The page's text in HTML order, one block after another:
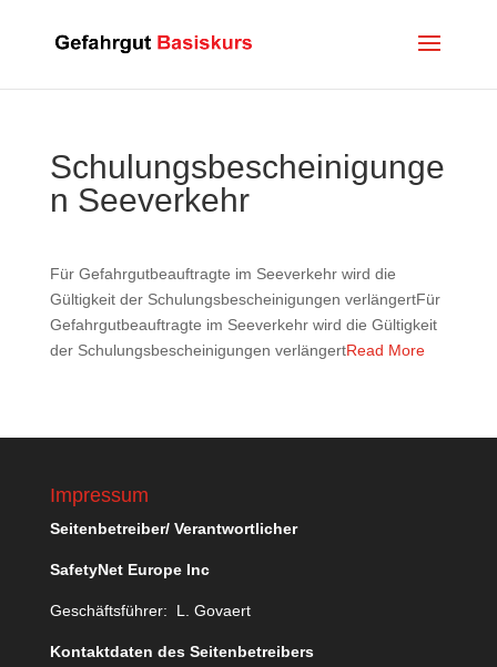
Schulungsbescheinigunge
n Seeverkehr
Für Gefahrgutbeauftragte im Seeverkehr wird die
Gültigkeit der Schulungsbescheinigungen verlängertFür
Gefahrgutbeauftragte im Seeverkehr wird die Gültigkeit
der Schulungsbescheinigungen verlängertRead More
Impressum
Seitenbetreiber/ Verantwortlicher
SafetyNet Europe Inc
Geschäftsführer: L. Govaert
Kontaktdaten des Seitenbetreibers